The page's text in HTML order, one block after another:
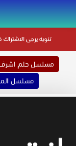
تنويهيرجى
مسلسل حلم
مسلسل